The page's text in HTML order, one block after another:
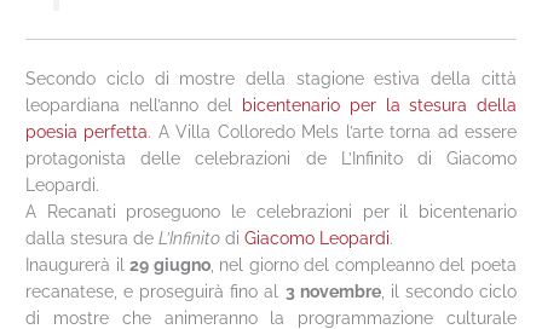
Secondo ciclo di mostre della stagione estiva della città
leopardiana nell’anno del bicentenario per la stesura della
poesia perfetta. A Villa Colloredo Mels l’arte torna ad essere
protagonista delle celebrazioni de L’Infinito di Giacomo
Leopardi.
A Recanati proseguono le celebrazioni per il bicentenario
dalla stesura deL’Infinito diGiacomo Leopardi.
Inaugurerà il29 giugno, nel giorno del compleanno del poeta
recanatese, e proseguirà fino al 3 novembre, il secondo ciclo
di mostre che animeranno la programmazione culturale